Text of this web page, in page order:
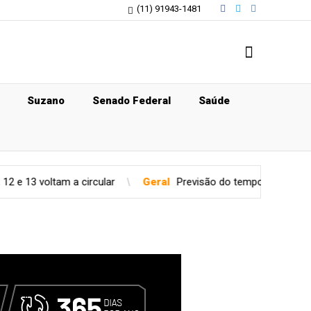
(11) 91943-1481
Suzano Senado Federal Saúde
Geral Previsão do tempo para quinta-feira (06), em SP: